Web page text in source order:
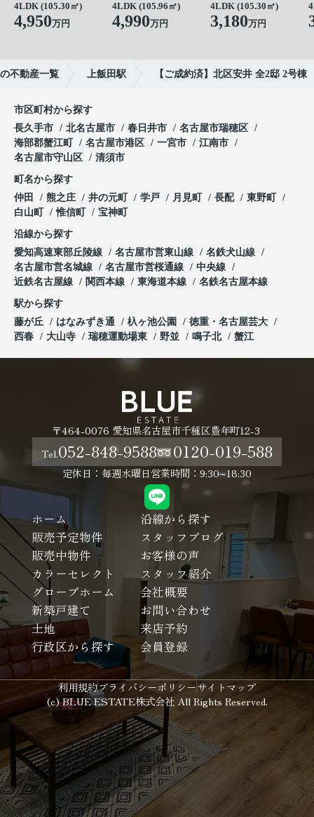
4LDK (105.30㎡)
4,950万円
4LDK (105.96㎡)
4,990万円
4LDK (105.30㎡)
3,180万円
不動産一覧 上飯田駅 【ご成約済】北区安井 全2邸 2号棟
市区町村から探す
長久手市
北名古屋市 春日井市
名古屋市瑞穂区
海部郡蟹江町
名古屋市港区 一宮市
江南市
名古屋市守山区
清須市
町名から探す
仲田
熊之庄 井の元町 学戸 月見町 長配
東野町
白山町
惟信町 宝神町
沿線から探す
愛知高速東部丘陵線
名古屋市営東山線
名鉄犬山線
名古屋市営名城線
名古屋市営桜通線
中央線
近鉄名古屋線
関西本線 東海道本線 名鉄名古屋本線
駅から探す
藤が丘
はなみずき通 杁ヶ池公園
徳重・名古屋芸大
西春
大山寺 瑞穂運動場東 野並 鳴子北 蟹江
〒464-0076 愛知県名古屋市千種区豊年町12-3
Tel.052-848-9588 0120-019-588
定休日：毎週水曜日営業時間：9:30~18:30
ホーム
沿線から探す
販売予定物件
スタッフブログ
販売中物件
お客様の声
カラーセレクト
スタッフ紹介
グローブホーム
会社概要
新築戸建て
お問い合わせ
土地
来店予約
行政区から探す
会員登録
利用規約プライバシーポリシーサイトマップ
(c) BLUE ESTATE株式会社 All Rights Reserved.